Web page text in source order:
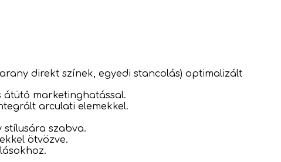
direkt színek, egyedi stancolás) optimalizált
átütő marketinghatással.
arculati elemekkel.
stílusára szabva.
ötvözve.